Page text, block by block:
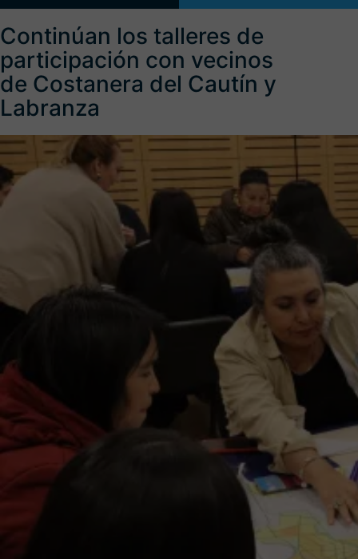
Continúan los talleres de
participación con vecinos
de Costanera del Cautín y
Labranza